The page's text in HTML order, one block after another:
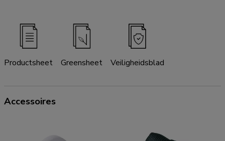
Productsheet Greensheet Veiligheidsblad
Accessoires